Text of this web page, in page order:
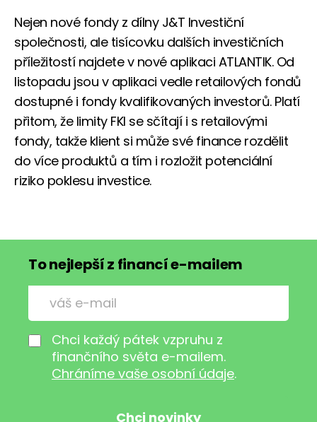
Nejen nové fondy z dílny J&T Investiční
společnosti, ale tisícovku dalších investičních
příležitostí najdete v nové aplikaci ATLANTIK. Od
listopadu jsou v aplikaci vedle retailových fondů
dostupné i fondy kvalifikovaných investorů. Platí
přitom, že limity FKI se sčítají i s retailovými
fondy, takže klient si může své finance rozdělit
do více produktů a tím i rozložit potenciální
riziko poklesu investice.
To nejlepší z financí e-mailem
Chci každý pátek vzpruhu z
finančního světa e-mailem.
Chráníme vaše osobní údaje.